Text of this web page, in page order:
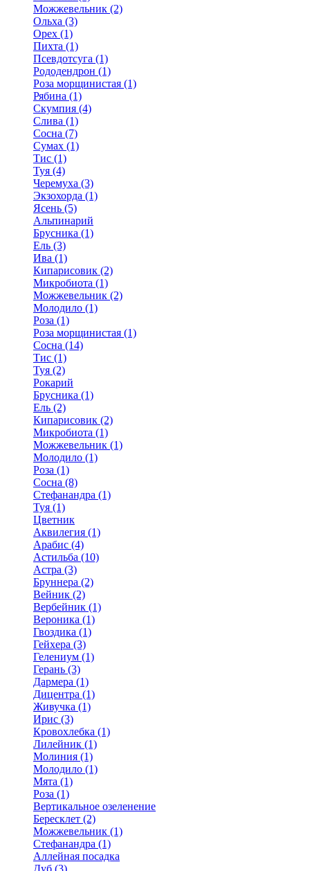
Можжевельник (2)
Ольха (3)
Орех (1)
Пихта (1)
Псевдотсуга (1)
Рододендрон (1)
Роза морщинистая (1)
Рябина (1)
Скумпия (4)
Слива (1)
Сосна (7)
Сумах (1)
Тис (1)
Туя (4)
Черемуха (3)
Экзохорда (1)
Ясень (5)
Альпинарий
Брусника (1)
Ель (3)
Ива (1)
Кипарисовик (2)
Микробиота (1)
Можжевельник (2)
Молодило (1)
Роза (1)
Роза морщинистая (1)
Сосна (14)
Тис (1)
Туя (2)
Рокарий
Брусника (1)
Ель (2)
Кипарисовик (2)
Микробиота (1)
Можжевельник (1)
Молодило (1)
Роза (1)
Сосна (8)
Стефанандра (1)
Туя (1)
Цветник
Аквилегия (1)
Арабис (4)
Астильба (10)
Астра (3)
Бруннера (2)
Вейник (2)
Вербейник (1)
Вероника (1)
Гвоздика (1)
Гейхера (3)
Гелениум (1)
Герань (3)
Дармера (1)
Дицентра (1)
Живучка (1)
Ирис (3)
Кровохлебка (1)
Лилейник (1)
Молиния (1)
Молодило (1)
Мята (1)
Роза (1)
Вертикальное озеленение
Бересклет (2)
Можжевельник (1)
Стефанандра (1)
Аллейная посадка
Дуб (3)